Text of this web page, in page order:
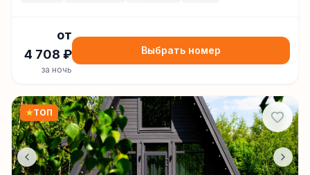
от
4 708 ₽
за ночь
Выбрать номер
★ТОП